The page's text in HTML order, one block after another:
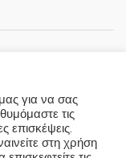
για να σας
τις
επισκέψεις.
στη χρήση